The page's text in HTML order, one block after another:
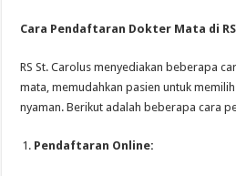
Cara Pendaftaran Dokter Mata di
RS St. Carolus menyediakan beberapa
mata, memudahkan pasien untuk
nyaman. Berikut adalah beberapa cara
Pendaftaran Online: